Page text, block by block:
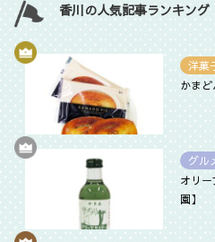
香川の人気記事ランキング
洋菓
かまど
グル
オリ
園】